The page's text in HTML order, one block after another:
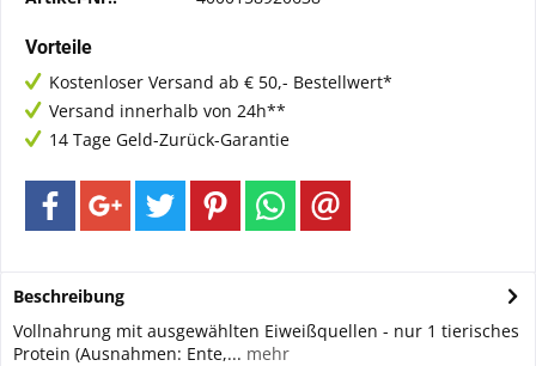
Vorteile
Kostenloser Versand ab € 50,- Bestellwert*
Versand innerhalb von 24h**
14 Tage Geld-Zurück-Garantie
Beschreibung
Vollnahrung mit ausgewählten Eiweißquellen - nur 1 tierisches
Protein (Ausnahmen: Ente,... mehr